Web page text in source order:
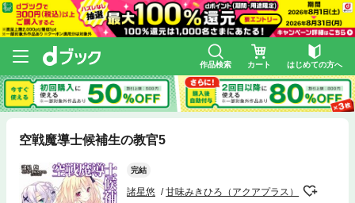
作品検索 カート はじめての方へ
空戦魔導士候補生の教官5
完結
諸星悠 甘味みきひろ（アクアプラス）